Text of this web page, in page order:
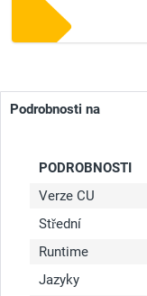
Podrobnosti na
PODROBNOSTI
Verze CU
Střední
Runtime
Jazyky